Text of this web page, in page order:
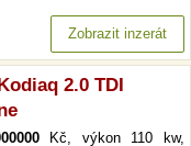
Zobrazit inzerát
2.0 TDI
Kč, výkon 110 kw,